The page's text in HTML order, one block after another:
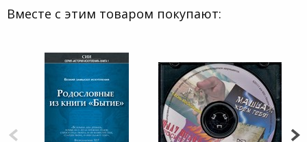
Вместе с этим товаром покупают: